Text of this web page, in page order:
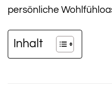
persönliche
Inhalt